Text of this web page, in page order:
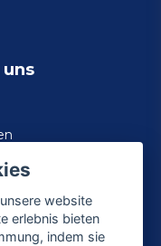
website
erlebnis bieten
indem sie